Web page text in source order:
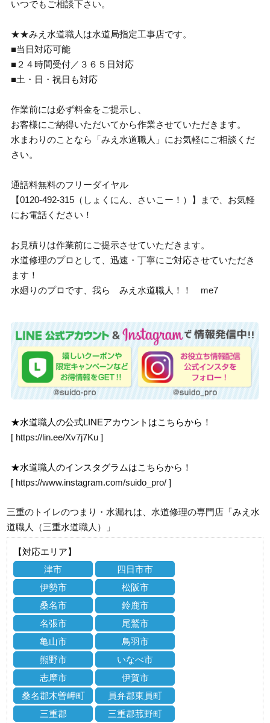
いつでもご相談下さい。
★★みえ水道職人は水道局指定工事店です。
■当日対応可能
■２４時間受付／３６５日対応
■土・日・祝日も対応
作業前には必ず料金をご提示し、
お客様にご納得いただいてから作業させていただきます。
水まわりのことなら「みえ水道職人」にお気軽にご相談くだ
さい。
通話料無料のフリーダイヤル
【0120-492-315（しょくにん、さいこー！）】まで、お気軽
にお電話ください！
お見積りは作業前にご提示させていただきます。
水道修理のプロとして、迅速・丁寧にご対応させていただき
ます！
水廻りのプロです、我ら みえ水道職人！！ me7
★水道職人の公式LINEアカウントはこちらから！
[ https://lin.ee/Xv7j7Ku ]
★水道職人のインスタグラムはこちらから！
[ https://www.instagram.com/suido_pro/ ]
三重のトイレのつまり・水漏れは、水道修理の専門店「みえ水
道職人（三重水道職人）」
【対応エリア】
津市
四日市市
伊勢市
松阪市
桑名市
鈴鹿市
名張市
尾鷲市
亀山市
鳥羽市
熊野市
いなべ市
志摩市
伊賀市
桑名郡木曽岬町
員弁郡東員町
三重郡
三重郡菰野町